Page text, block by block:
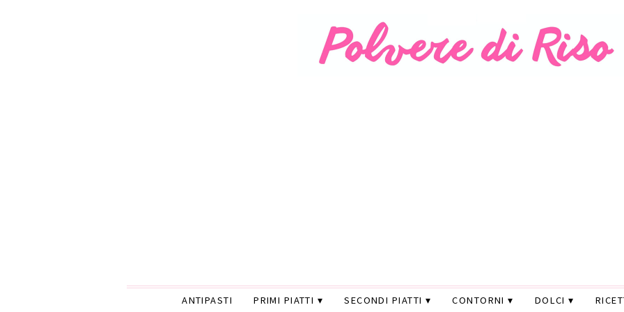
ANTIPASTI PRIMI PIATTI SECONDI PIATTI CONTORNI DOLCI